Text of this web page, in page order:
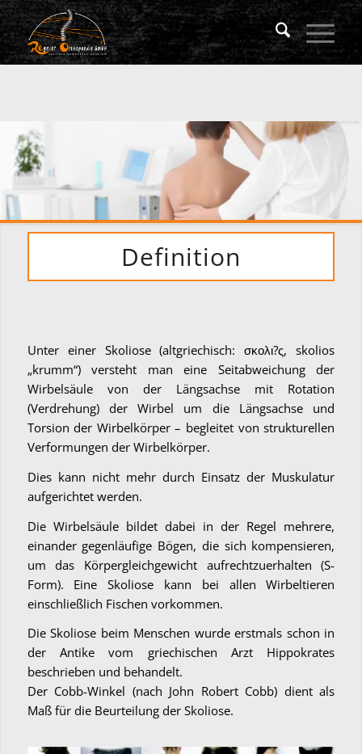
Definition
Unter einer Skoliose (altgriechisch: σκολι?ς, skolios
„krumm“) versteht man eine Seitabweichung der
Wirbelsäule von der Längsachse mit Rotation
(Verdrehung) der Wirbel um die Längsachse und
Torsion der Wirbelkörper – begleitet von strukturellen
Verformungen der Wirbelkörper.
Dies kann nicht mehr durch Einsatz der Muskulatur
aufgerichtet werden.
Die Wirbelsäule bildet dabei in der Regel mehrere,
einander gegenläufige Bögen, die sich kompensieren,
um das Körpergleichgewicht aufrechtzuerhalten (S-
Form). Eine Skoliose kann bei allen Wirbeltieren
einschließlich Fischen vorkommen.
Die Skoliose beim Menschen wurde erstmals schon in
der Antike vom griechischen Arzt Hippokrates
beschrieben und behandelt.
Der Cobb-Winkel (nach John Robert Cobb) dient als
Maß für die Beurteilung der Skoliose.